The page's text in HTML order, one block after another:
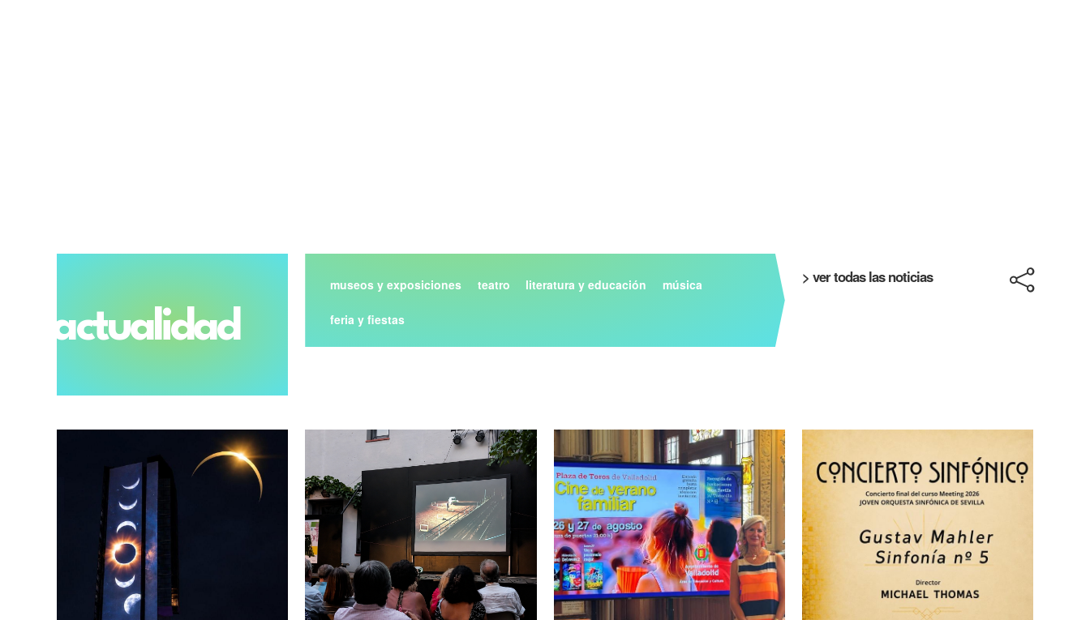
actualidad
museos y exposiciones teatro literatura y educación música
feria y fiestas
> ver todas las noticias